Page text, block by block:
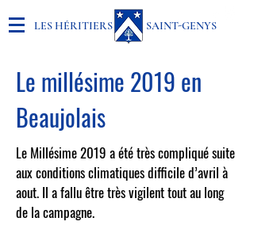
LES HÉRITIERS SAINT-GENYS
Le millésime 2019 en
Beaujolais
Le Millésime 2019 a été très compliqué suite
aux conditions climatiques difficile d’avril à
aout. Il a fallu être très vigilent tout au long
de la campagne.